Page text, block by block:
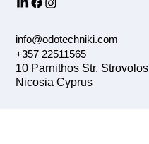
info@odotechniki.com
+357 22511565
10 Parnithos Str. Strovolos
Nicosia Cyprus